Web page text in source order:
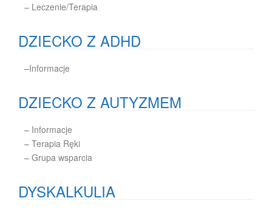
– Leczenie/Terapia
DZIECKO Z ADHD
–Informacje
DZIECKO Z AUTYZMEM
– Informacje
– Terapia Ręki
– Grupa wsparcia
DYSKALKULIA